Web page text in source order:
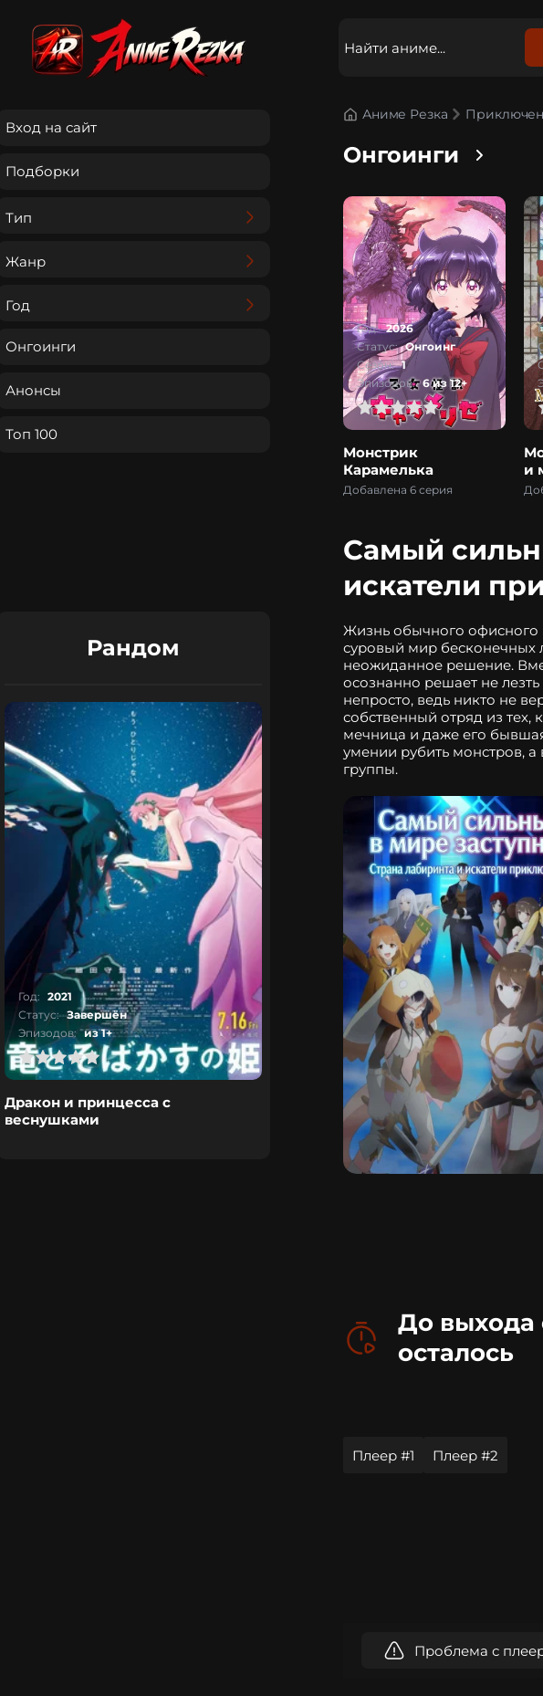
Вход на сайт
Подборки
Тип
Жанр
Год
Онгоинги
Анонсы
Топ 100
Рандом
Год: 2021
Статус: Завершён
Эпизодов: из 1+
Дракон и принцесса с
веснушками
Аниме Резка
Онгоинги
Год: 2026
Статус: Онгоинг
Сезон: 1
Эпизодов: 6 из 12+
Монстрик
Карамелька
Добавлена 6 серия
0 1 2 3 4
и
Самый
искатели
Жизнь обычного офисного
суровый мир бесконечных
неожиданное решение.
осознанно решает не
непросто, ведь никто не
собственный отряд из тех,
мечница и даже его
умении рубить монстров, а
группы.
До
осталось
Плеер #1 Плеер #2
Проблема с